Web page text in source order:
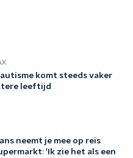
komt steeds vaker
leeftijd
neemt je mee op reis
'Ik zie het als een